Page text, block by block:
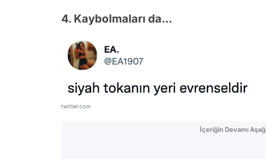
4. Kaybolmaları da...
twitter.com
İçeriğin Devamı